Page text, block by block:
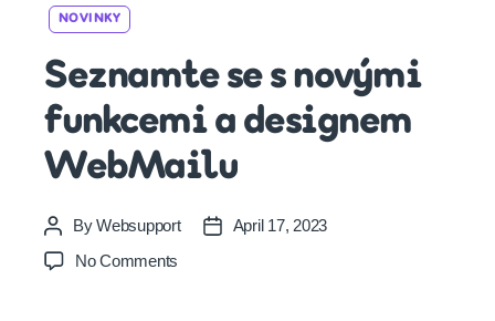
NOVINKY
Seznamte se s novými
funkcemi a designem
WebMailu
Post
author
ByWebsupport
PostApril 17, 2023
No Comments